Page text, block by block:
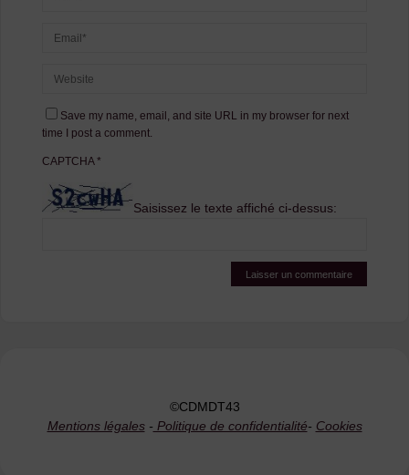
Save my name, email, and site URL in my browser for next
time I post a comment.
CAPTCHA*
Saisissez le texte affiché ci-dessus:
©CDMDT43
Mentions légales- Politique de confidentialité- Cookies